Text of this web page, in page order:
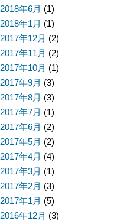
2018年6月 (1)
2018年1月 (1)
2017年12月 (2)
2017年11月 (2)
2017年10月 (1)
2017年9月 (3)
2017年8月 (3)
2017年7月 (1)
2017年6月 (2)
2017年5月 (2)
2017年4月 (4)
2017年3月 (1)
2017年2月 (3)
2017年1月 (5)
2016年12月 (3)